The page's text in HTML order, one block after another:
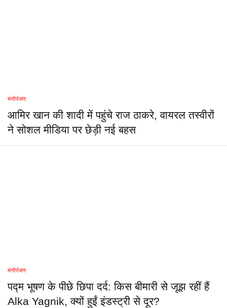
मनोरंजन
आमिर खान की शादी में पहुंचे राज ठाकरे, वायरल तस्वीरों
ने सोशल मीडिया पर छेड़ी नई बहस
मनोरंजन
पद्म भूषण के पीछे छिपा दर्द: किस बीमारी से जूझ रहीं हैं
Alka Yagnik, क्यों हुईं इंडस्ट्री से दूर?